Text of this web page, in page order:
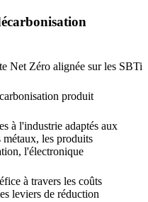
Net Zéro alignée sur les SBTi
produit
à l'industrie adaptés aux
métaux, les produits
l'électronique
à travers les coûts
leviers de réduction